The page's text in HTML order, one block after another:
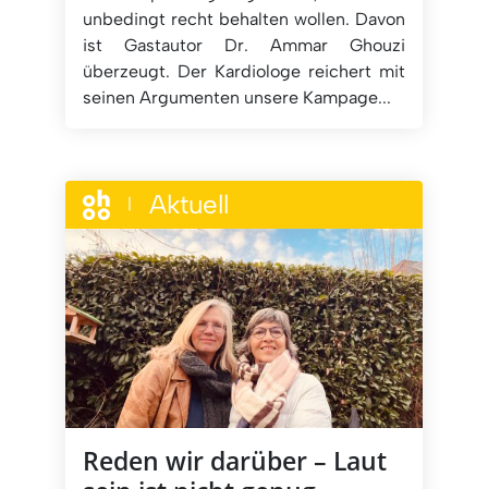
unbedingt recht behalten wollen. Davon
ist Gastautor Dr. Ammar Ghouzi
überzeugt. Der Kardiologe reichert mit
seinen Argumenten unsere Kampage...
Aktuell
Reden wir darüber – Laut